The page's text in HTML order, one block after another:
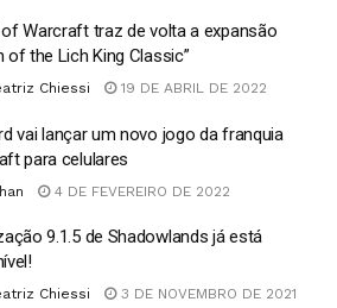
Warcraft traz de volta a expansão
of the Lich King Classic”
Chiessi 19 DE ABRIL DE 2022
vai lançar um novo jogo da franquia
para celulares
4 DE FEVEREIRO DE 2022
9.1.5 de Shadowlands já está
Chiessi 3 DE NOVEMBRO DE 2021